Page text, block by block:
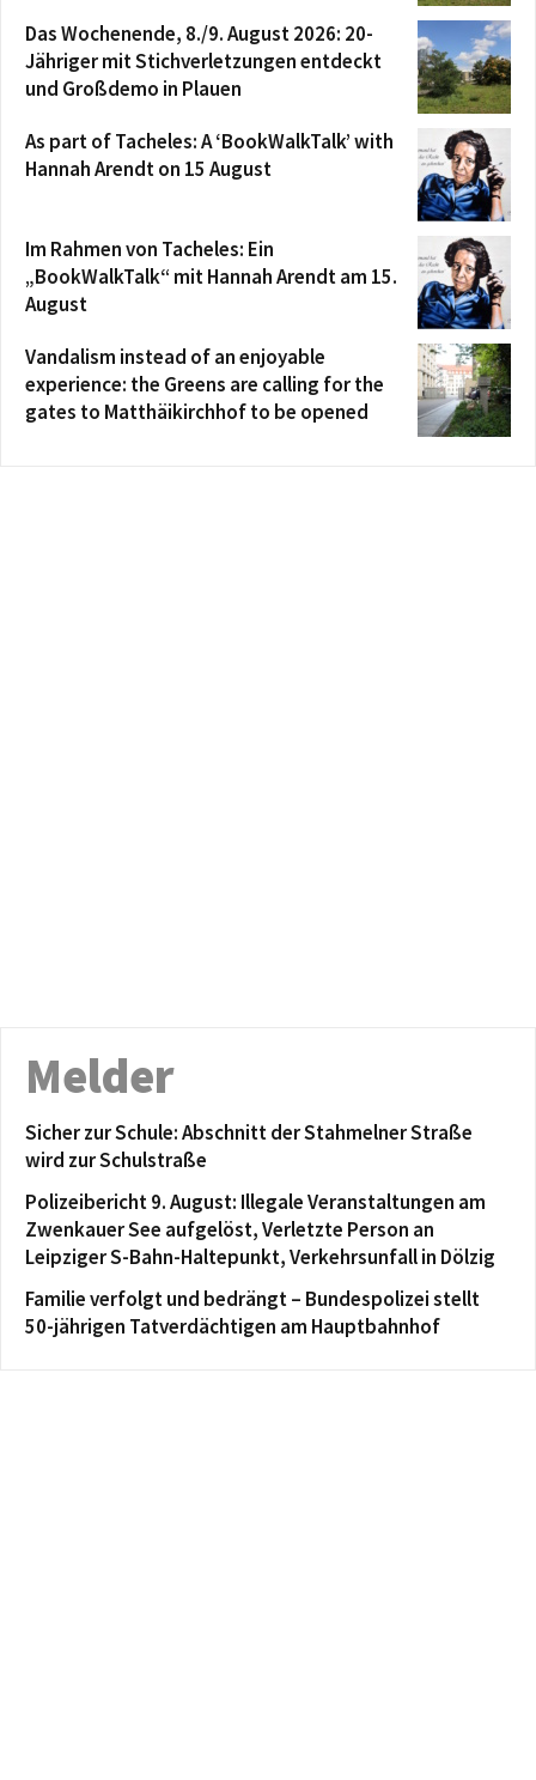
Das Wochenende, 8./9. August 2026: 20-
Jähriger mit Stichverletzungen entdeckt
und Großdemo in Plauen
As part of Tacheles: A ‘BookWalkTalk’ with
Hannah Arendt on 15 August
Im Rahmen von Tacheles: Ein
„BookWalkTalk“ mit Hannah Arendt am 15.
August
Vandalism instead of an enjoyable
experience: the Greens are calling for the
gates to Matthäikirchhof to be opened
Melder
Sicher zur Schule: Abschnitt der Stahmelner Straße
wird zur Schulstraße
Polizeibericht 9. August: Illegale Veranstaltungen am
Zwenkauer See aufgelöst, Verletzte Person an
Leipziger S-Bahn-Haltepunkt, Verkehrsunfall in Dölzig
Familie verfolgt und bedrängt – Bundespolizei stellt
50-jährigen Tatverdächtigen am Hauptbahnhof